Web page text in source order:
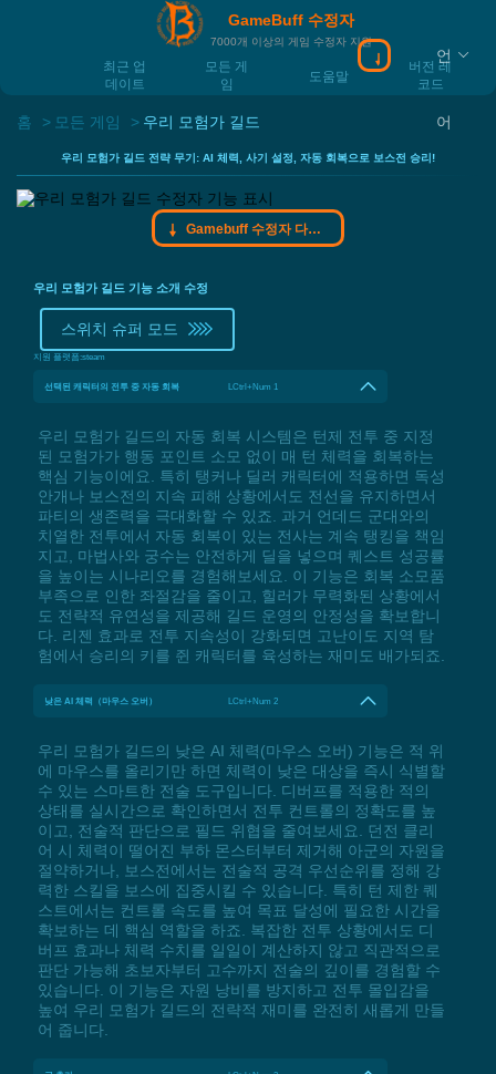
GameBuff 수정자
7000개 이상의 게임 수정자 지원
최근 업
데이트
모든 게
임
도움말
버전 레
코드
Gamebuff 수정
언
어
홈 모든 게임 우리 모험가 길드
우리 모험가 길드 전략 무기: AI 체력, 사기 설정, 자동 회복으로 보스전 승리!
Gamebuff 수정자 다운로드
우리 모험가 길드 기능 소개 수정
스위치 슈퍼 모드
지원 플랫폼:steam
선택된 캐릭터의 전투 중 자동 회복 LCtrl+Num 1
우리 모험가 길드의 자동 회복 시스템은 턴제 전투 중 지정
된 모험가가 행동 포인트 소모 없이 매 턴 체력을 회복하는
핵심 기능이에요. 특히 탱커나 딜러 캐릭터에 적용하면 독성
안개나 보스전의 지속 피해 상황에서도 전선을 유지하면서
파티의 생존력을 극대화할 수 있죠. 과거 언데드 군대와의
치열한 전투에서 자동 회복이 있는 전사는 계속 탱킹을 책임
지고, 마법사와 궁수는 안전하게 딜을 넣으며 퀘스트 성공률
을 높이는 시나리오를 경험해보세요. 이 기능은 회복 소모품
부족으로 인한 좌절감을 줄이고, 힐러가 무력화된 상황에서
도 전략적 유연성을 제공해 길드 운영의 안정성을 확보합니
다. 리젠 효과로 전투 지속성이 강화되면 고난이도 지역 탐
험에서 승리의 키를 쥔 캐릭터를 육성하는 재미도 배가되죠.
낮은 AI 체력（마우스 오버） LCtrl+Num 2
우리 모험가 길드의 낮은 AI 체력(마우스 오버) 기능은 적 위
에 마우스를 올리기만 하면 체력이 낮은 대상을 즉시 식별할
수 있는 스마트한 전술 도구입니다. 디버프를 적용한 적의
상태를 실시간으로 확인하면서 전투 컨트롤의 정확도를 높
이고, 전술적 판단으로 필드 위협을 줄여보세요. 던전 클리
어 시 체력이 떨어진 부하 몬스터부터 제거해 아군의 자원을
절약하거나, 보스전에서는 전술적 공격 우선순위를 정해 강
력한 스킬을 보스에 집중시킬 수 있습니다. 특히 턴 제한 퀘
스트에서는 컨트롤 속도를 높여 목표 달성에 필요한 시간을
확보하는 데 핵심 역할을 하죠. 복잡한 전투 상황에서도 디
버프 효과나 체력 수치를 일일이 계산하지 않고 직관적으로
판단 가능해 초보자부터 고수까지 전술의 깊이를 경험할 수
있습니다. 이 기능은 자원 낭비를 방지하고 전투 몰입감을
높여 우리 모험가 길드의 전략적 재미를 완전히 새롭게 만들
어 줍니다.